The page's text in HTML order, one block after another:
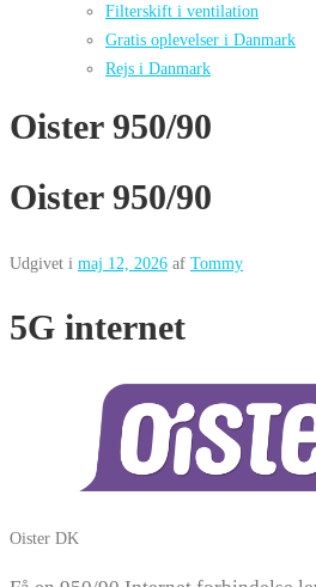
Filterskift i ventilation
Gratis oplevelser i Danmark
Rejs i Danmark
Oister 950/90
Oister 950/90
Udgivet i maj 12, 2026 af Tommy
5G internet
Oister DK